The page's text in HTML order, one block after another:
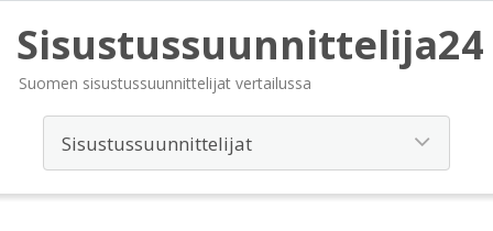
Sisustussuunnittelija24
Suomen sisustussuunnittelijat vertailussa